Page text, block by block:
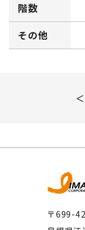
階数
その他
〒699-